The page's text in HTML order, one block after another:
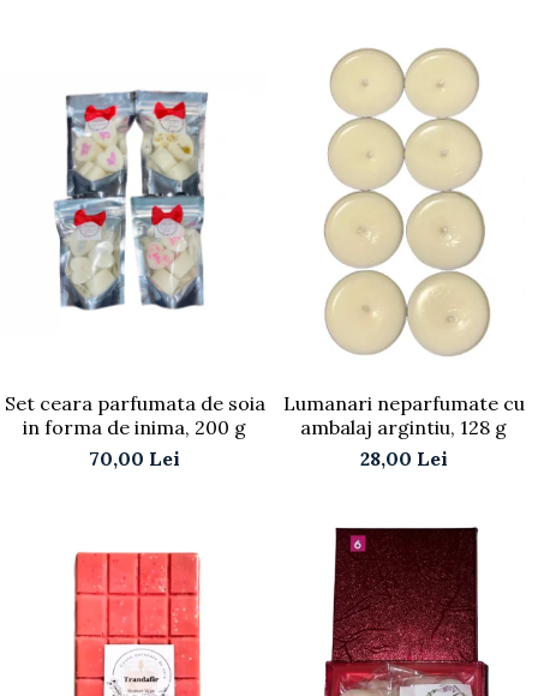
Set ceara parfumata de soia
in forma de inima, 200 g
70,00 Lei
Lumanari neparfumate cu
ambalaj argintiu, 128 g
28,00 Lei